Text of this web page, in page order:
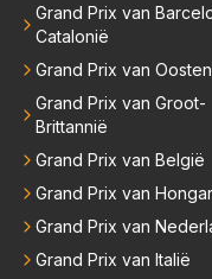
Grand Prix van
Catalonië
Grand Prix van
Grand Prix van Groot-
Brittannië
Grand Prix van België
Grand Prix van
Grand Prix van
Grand Prix van Italië